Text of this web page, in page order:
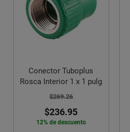
Conector Tuboplus
Rosca Interior 1 x 1 pulg
$269.26
$236.95
12% de descuento